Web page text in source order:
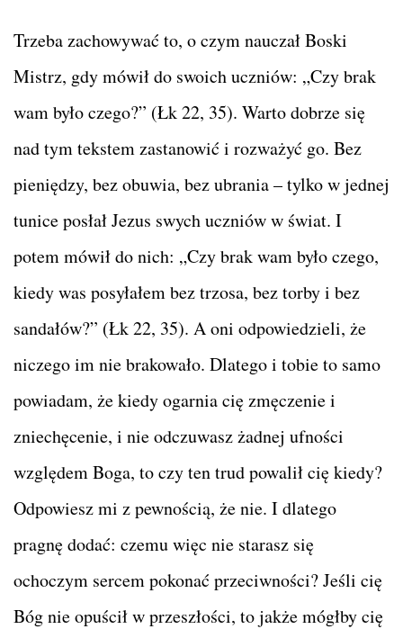
Trzeba zachowywać to, o czym nauczał Boski
Mistrz, gdy mówił do swoich uczniów: „Czy brak
wam było czego?” (Łk 22, 35). Warto dobrze się
nad tym tekstem zastanowić i rozważyć go. Bez
pieniędzy, bez obuwia, bez ubrania – tylko w jednej
tunice posłał Jezus swych uczniów w świat. I
potem mówił do nich: „Czy brak wam było czego,
kiedy was posyłałem bez trzosa, bez torby i bez
sandałów?” (Łk 22, 35). A oni odpowiedzieli, że
niczego im nie brakowało. Dlatego i tobie to samo
powiadam, że kiedy ogarnia cię zmęczenie i
zniechęcenie, i nie odczuwasz żadnej ufności
względem Boga, to czy ten trud powalił cię kiedy?
Odpowiesz mi z pewnością, że nie. I dlatego
pragnę dodać: czemu więc nie starasz się
ochoczym sercem pokonać przeciwności? Jeśli cię
Bóg nie opuścił w przeszłości, to jakże mógłby cię